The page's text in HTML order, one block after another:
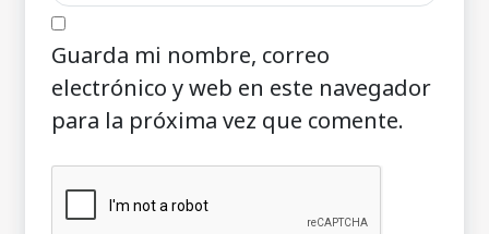
Guarda mi nombre, correo
electrónico y web en este navegador
para la próxima vez que comente.